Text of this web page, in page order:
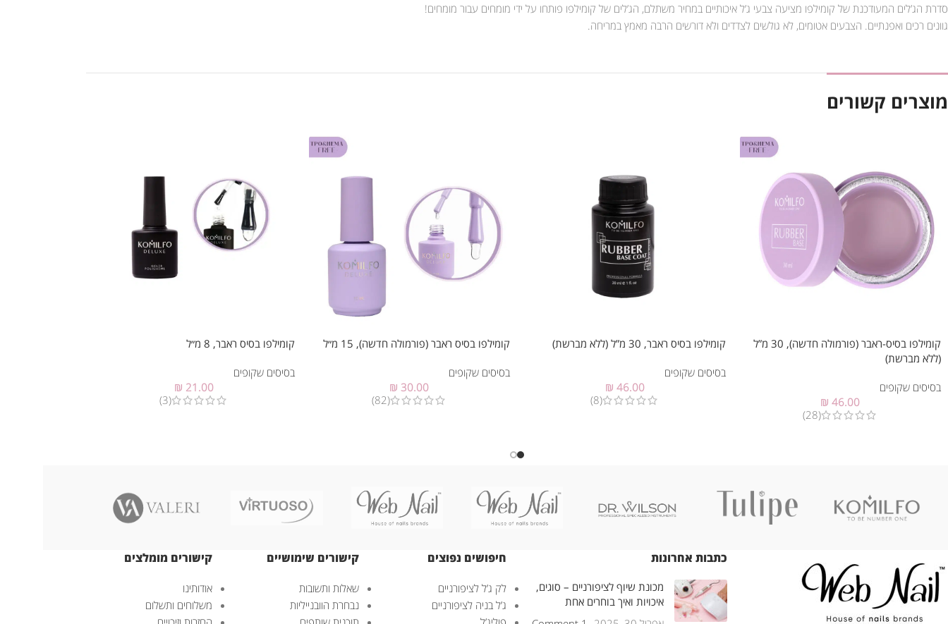
סדרת הג’לים המעודכנת של קומילפו מציעה צבעי ג’ל איכותיים במחיר משתלם, הג’לים של קומילפו פותחו על ידי מומחים עבור מומחים!
גוונים רכים ואפנתיים. הצבעים אטומים, לא גולשים לצדדים ולא דורשים הרבה מאמץ במריחה.
מוצרים קשורים
קומילפו בסיס-ראבר (פורמולה חדשה), 30 מ”ל
(ללא מברשת)
בסיסים שקופים
₪ 46.00
(28)
קומילפו בסיס ראבר, 30 מ”ל (ללא מברשת)
בסיסים שקופים
₪ 46.00
(8)
קומילפו בסיס ראבר (פורמולה חדשה), 15 מ״ל
בסיסים שקופים
₪ 30.00
(82)
קומילפו בסיס ראבר, 8 מ״ל
בסיסים שקופים
₪ 21.00
(3)
כתבות אחרונות
מכונת שיוף לציפורניים – סוגים,
איכויות ואיך בוחרים אחת
חיפושים נפוצים
לק ג’ל לציפורניים
ג’ל בניה לציפורניים
קישורים שימושיים
שאלות ותשובות
נבחרת הוובנייליות
קישורים מומלצים
אודותינו
משלוחים ותשלום